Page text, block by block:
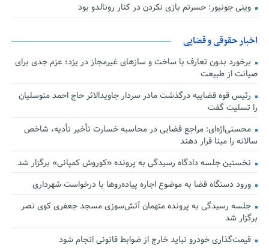
وینی جونیور: حسرتم بازی نکردن در کنار رونالدو بود
اخبار حقوقی و قضایی
برخورد بدون تعارف با ساخت‌ و سازهای غیرمجاز در یزد؛ عزم جدی برای
صیانت از طبیعت
رئیس قوه قضاییه درگذشت مادر سردار جاویدالاثر حاج احمد متوسلیان
را تسلیت گفت
محسنی‌اژه‌ای: مراجع قضایی در محاسبه خسارت تأخیر تأدیه، شاخص
سالانه را مبنا قرار دهند
نخستین جلسه دادگاه رسیدگی به پرونده «کوروش کمپانی» برگزار شد
ورود دستگاه قضا به موضوع اجاره پیاده‌روها با درخواست شهرداری
جلسه رسیدگی به پرونده متهمان آتش‌سوزی مسجد جعفری کوی نصر
برگزار شد
قیمت‌گذاری خودرو نباید خارج از ضوابط قانونی انجام شود